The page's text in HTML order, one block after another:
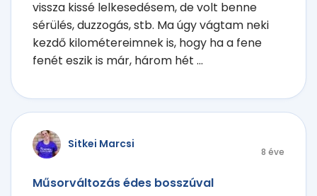
vissza kissé lelkesedésem, de volt benne
sérülés, duzzogás, stb. Ma úgy vágtam neki
kezdő kilométereimnek is, hogy ha a fene
fenét eszik is már, három hét ...
Sitkei Marcsi
8 éve
Műsorváltozás édes bosszúval